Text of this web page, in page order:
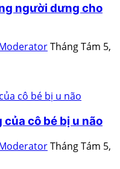
người dưng cho
Tháng Tám 5,
cô bé bị u não
Tháng Tám 5,